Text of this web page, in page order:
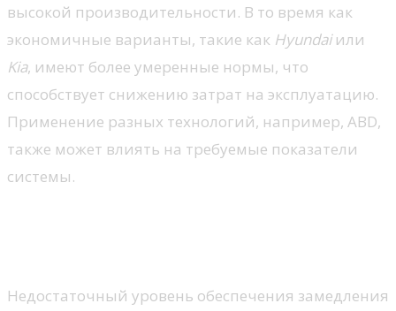
высокой производительности. В то время как
экономичные варианты, такие как Hyundaiили
Kia, имеют более умеренные нормы, что
способствует снижению затрат на эксплуатацию.
Применение разных технологий, например, ABD,
также может влиять на требуемые показатели
системы.
Недостаточный уровень обеспечения замедления